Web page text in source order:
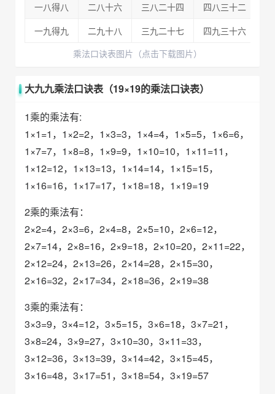
一八得八
二八十六 三八二十四 四八三十二
一九得九
二九十八 三九二十七 四九三十六
乘法口诀表图片（点击下载图片）
大九九乘法口诀表（19×19的乘法口诀表）
1乘的乘法有:
1×1=1，1×2=2，1×3=3，1×4=4，1×5=5，1×6=6，
1×7=7，1×8=8，1×9=9，1×10=10，1×11=11，
1×12=12，1×13=13，1×14=14，1×15=15，
1×16=16，1×17=17，1×18=18，1×19=19
2乘的乘法有：
2×2=4，2×3=6，2×4=8，2×5=10，2×6=12，
2×7=14，2×8=16，2×9=18，2×10=20，2×11=22，
2×12=24，2×13=26，2×14=28，2×15=30，
2×16=32，2×17=34，2×18=36，2×19=38
3乘的乘法有：
3×3=9，3×4=12，3×5=15，3×6=18，3×7=21，
3×8=24，3×9=27，3×10=30，3×11=33，
3×12=36，3×13=39，3×14=42，3×15=45，
3×16=48，3×17=51，3×18=54，3×19=57